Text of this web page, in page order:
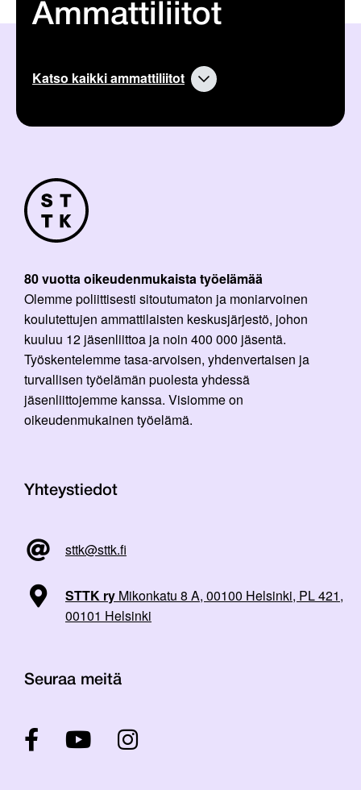
Ammattiliitot
Katso kaikki ammattiliitot
80 vuotta oikeudenmukaista työelämää
Olemme poliittisesti sitoutumaton ja moniarvoinen
koulutettujen ammattilaisten keskusjärjestö, johon
kuuluu 12 jäsenliittoa ja noin 400 000 jäsentä.
Työskentelemme tasa-arvoisen, yhdenvertaisen ja
turvallisen työelämän puolesta yhdessä
jäsenliittojemme kanssa. Visiomme on
oikeudenmukainen työelämä.
Yhteystiedot
sttk@sttk.fi
STTK ry Mikonkatu 8 A, 00100 Helsinki, PL 421,
00101 Helsinki
Seuraa meitä